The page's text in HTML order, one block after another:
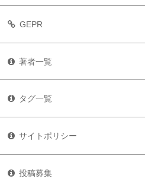
GEPR
著者一覧
タグ一覧
サイトポリシー
投稿募集